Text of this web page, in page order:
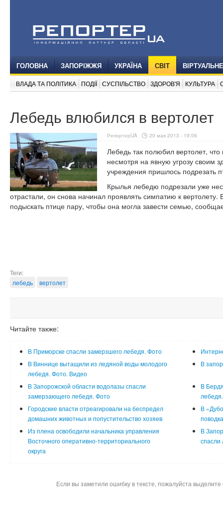
ГОЛОВНА ЗАПОРІЖЖЯ УКРАЇНА СВІТ
ВЛАДА ТА ПОЛІТИКА ПОДІЇ СУСПІЛЬСТВО ЗДОРОВ'Я КУЛЬТУРА
Лебедь влюбился в вертолет
РепортерUA 20 мая 2013 - 19:06
Лебедь так полюбил вертолет,
несмотря на явную угрозу своим
учреждения пришлось подрезать
Крылья лебедю подрезали уже
отрастали, он снова начинал проявлять симпатию к
подыскать птице пару, чтобы она могла завести семью,
Теги:
лебедь
вертолет
Читайте также:
В Приморске спасли замерзшего лебедя. Фото
В Виннице вытащили из ледяной воды молодого
лебедя. Фото. Видео
В
В Запорожской области водолазы спасли
замерзающего лебедя. Фото
В
Городские власти отреагировали на беспредел
домашних животных и попустительство хозяев
В
Из плена освободили начальника управления
Восточного оперативно-территориального
округа
В
спасли
Если вы заметили ошибку в тексте, пожалуйста